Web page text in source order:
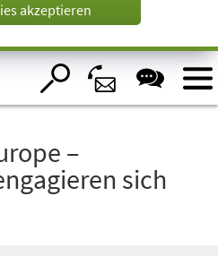
akzeptieren
–
sich